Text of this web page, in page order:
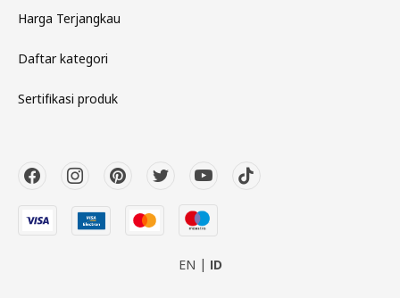
Harga Terjangkau
Daftar kategori
Sertifikasi produk
EN ID